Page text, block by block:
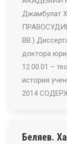
Джамбулат
ВВ.)
доктора
12.00.01 –
история
2014
Беляев.